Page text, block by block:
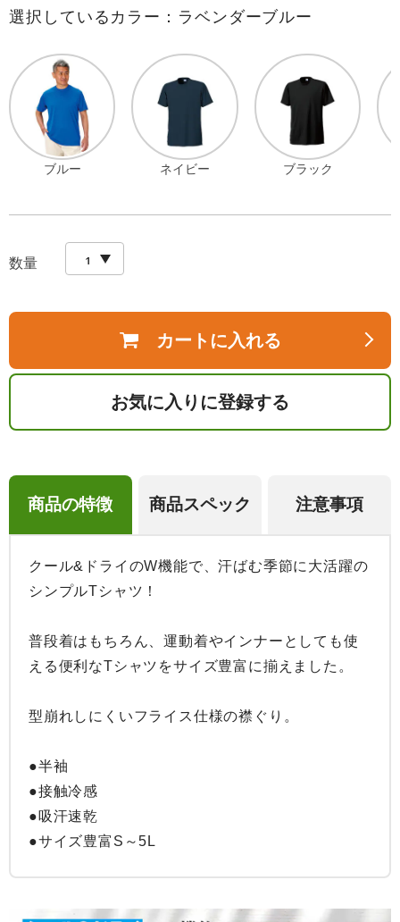
選択しているカラー：ラベンダーブルー
ブルー ネイビー ブラック
数量
カートに入れる
お気に入りに登録する
商品の特徴 商品スペック 注意事項
クール&ドライのW機能で、汗ばむ季節に大活躍の
シンプルTシャツ！
普段着はもちろん、運動着やインナーとしても使
える便利なTシャツをサイズ豊富に揃えました。
型崩れしにくいフライス仕様の襟ぐり。
●半袖
●接触冷感
●吸汗速乾
●サイズ豊富S～5L